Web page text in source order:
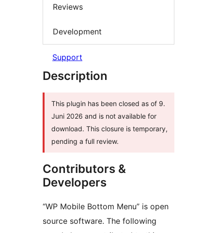
Reviews
Development
Support
Description
This plugin has been closed as of 9.
Juni 2026 and is not available for
download. This closure is temporary,
pending a full review.
Contributors &
Developers
“WP Mobile Bottom Menu” is open
source software. The following